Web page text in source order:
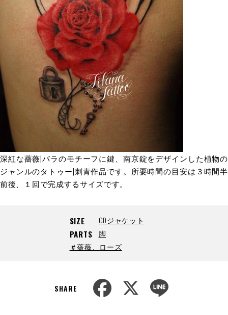
深紅な薔薇|バラのモチーフに鍵、南京錠をデザインした植物の
ジャンルのタトゥー|刺青作品です。所要時間の目安は３時間半
前後、１回で完成するサイズです。
SIZE CDジャケット
PARTS
脚
＃薔薇、ローズ
SHARE